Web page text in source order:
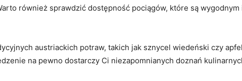
również sprawdzić dostępność ‍pociągów, które są
austriackich ⁣potraw, takich jak sznycel ⁤wiedeński ⁣czy⁢
‌na pewno dostarczy Ci niezapomnianych⁤ doznań